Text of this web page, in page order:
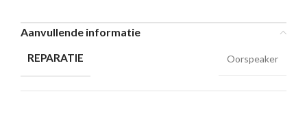
Aanvullende informatie
REPARATIE Oorspeaker